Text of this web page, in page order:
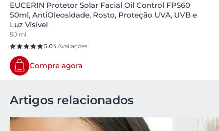
EUCERIN Protetor Solar Facial Oil Control FPS60
50ml, AntiOleosidade, Rosto, Proteção UVA, UVB e
Luz Vísivel
50 ml
5.03 Avaliações
Compre agora
Artigos relacionados